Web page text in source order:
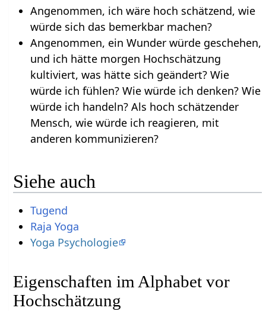
Angenommen, ich wäre hoch schätzend, wie
würde sich das bemerkbar machen?
Angenommen, ein Wunder würde geschehen,
und ich hätte morgen Hochschätzung
kultiviert, was hätte sich geändert? Wie
würde ich fühlen? Wie würde ich denken? Wie
würde ich handeln? Als hoch schätzender
Mensch, wie würde ich reagieren, mit
anderen kommunizieren?
Siehe auch
Tugend
Raja Yoga
Yoga Psychologie
Eigenschaften im Alphabet vor
Hochschätzung